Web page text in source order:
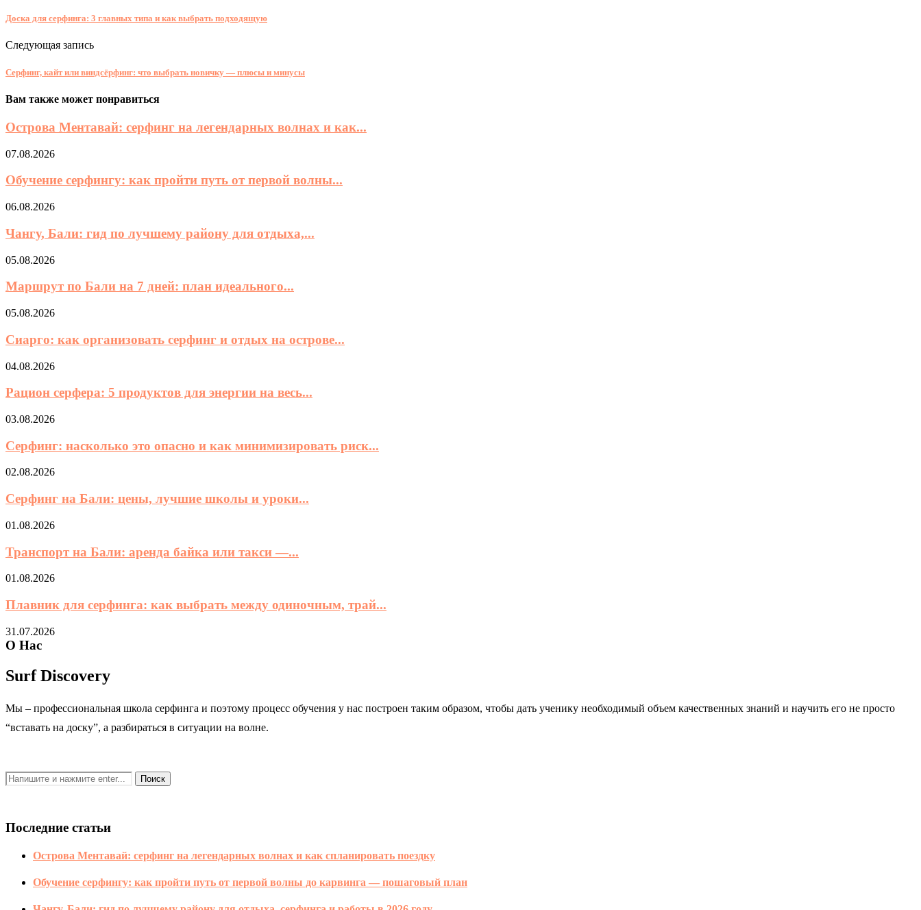
Доска для серфинга: 3 главных типа и как выбрать подходящую
Следующая запись
Серфинг, кайт или виндсёрфинг: что выбрать новичку — плюсы и минусы
Вам также может понравиться
Острова Ментавай: серфинг на легендарных волнах и как...
07.08.2026
Обучение серфингу: как пройти путь от первой волны...
06.08.2026
Чангу, Бали: гид по лучшему району для отдыха,...
05.08.2026
Маршрут по Бали на 7 дней: план идеального...
05.08.2026
Сиарго: как организовать серфинг и отдых на острове...
04.08.2026
Рацион серфера: 5 продуктов для энергии на весь...
03.08.2026
Серфинг: насколько это опасно и как минимизировать риск...
02.08.2026
Серфинг на Бали: цены, лучшие школы и уроки...
01.08.2026
Транспорт на Бали: аренда байка или такси —...
01.08.2026
Плавник для серфинга: как выбрать между одиночным, трай...
31.07.2026
О Нас
Surf Discovery
Мы – профессиональная школа серфинга и поэтому процесс обучения у нас построен таким образом, чтобы дать ученику необходимый объем качественных знаний и научить его не просто
“вставать на доску”, а разбираться в ситуации на волне.
Последние статьи
Острова Ментавай: серфинг на легендарных волнах и как спланировать поездку
Обучение серфингу: как пройти путь от первой волны до карвинга — пошаговый план